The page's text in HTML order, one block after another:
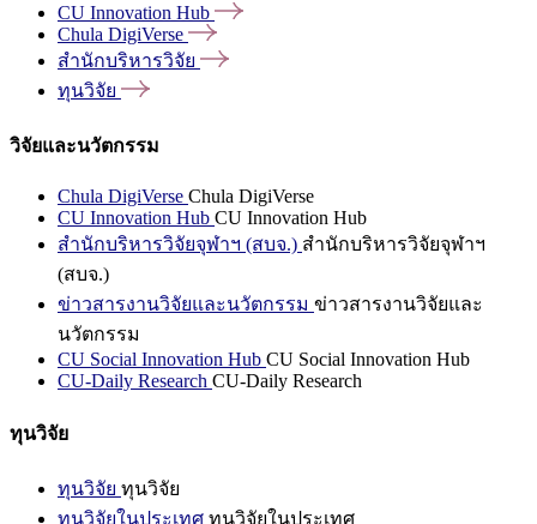
CU Innovation Hub
Chula DigiVerse
สำนักบริหารวิจัย
ทุนวิจัย
วิจัยและนวัตกรรม
Chula DigiVerse Chula DigiVerse
CU Innovation Hub CU Innovation Hub
สำนักบริหารวิจัยจุฬาฯ (สบจ.) สำนักบริหารวิจัยจุฬาฯ
(สบจ.)
ข่าวสารงานวิจัยและนวัตกรรม ข่าวสารงานวิจัยและ
นวัตกรรม
CU Social Innovation Hub CU Social Innovation Hub
CU-Daily Research CU-Daily Research
ทุนวิจัย
ทุนวิจัย ทุนวิจัย
ทุนวิจัยในประเทศ ทุนวิจัยในประเทศ